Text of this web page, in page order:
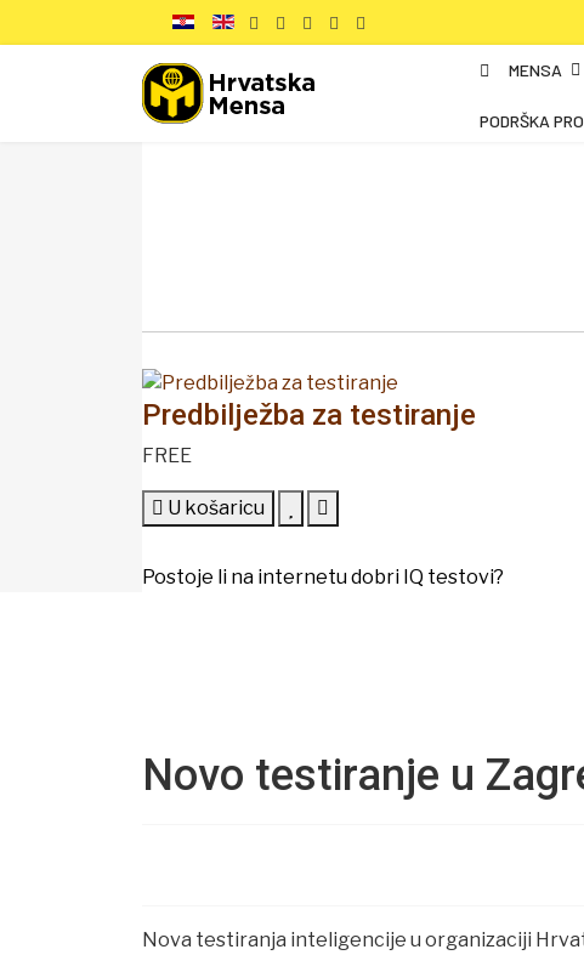
MENSA
PODRŠKA
Predbilježba za testiranje
FREE
U košaricu
Postoje li na internetu dobri IQ testovi?
Novo testiranje u
Nova testiranja inteligencije u organizaciji